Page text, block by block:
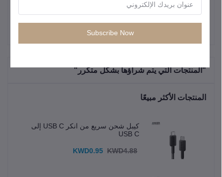
"المنتجات التي يتم شراؤها بشكل متكرر"
المنتجات الأكثر مبيعًا
كيبل شحن سريع من انكر USB C إلى
USB C
KWD0.95 KWD4.88
Subscribe Now